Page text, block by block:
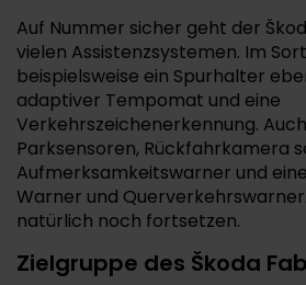
Auf Nummer sicher geht der
vielen Assistenzsystemen. Im
beispielsweise ein Spurhalter
adaptiver Tempomat und eine
Verkehrszeichenerkennung.
Parksensoren, Rückfahrkamera
Aufmerksamkeitswarner und
Warner und
natürlich noch fortsetzen.
Zielgruppe des Škoda